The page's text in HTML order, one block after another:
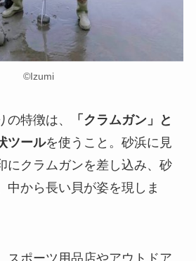
©︎Izumi
の特徴は、
「クラムガン」と
ツールを使うこと。砂浜に見
にクラムガンを差し込み、砂
中から長い貝が姿を現しま
スポーツ用品店やアウトドア